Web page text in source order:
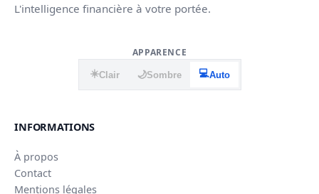
L'intelligence financière à votre portée.
APPARENCE
☀️Clair 🌙Sombre 💻Auto
INFORMATIONS
À propos
Contact
Mentions légales